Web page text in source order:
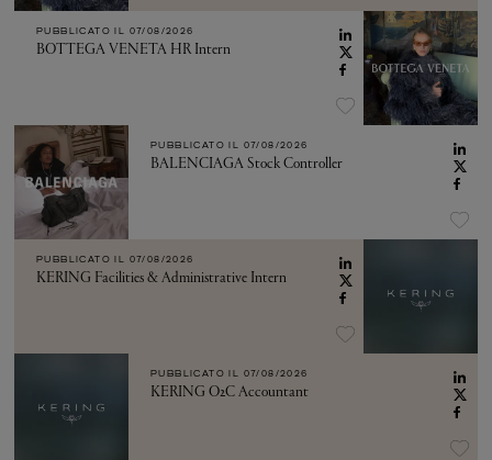
PUBBLICATO IL 07/08/2026
BOTTEGA VENETA HR Intern
PUBBLICATO IL 07/08/2026
BALENCIAGA Stock Controller
PUBBLICATO IL 07/08/2026
KERING Facilities & Administrative Intern
PUBBLICATO IL 07/08/2026
KERING O2C Accountant